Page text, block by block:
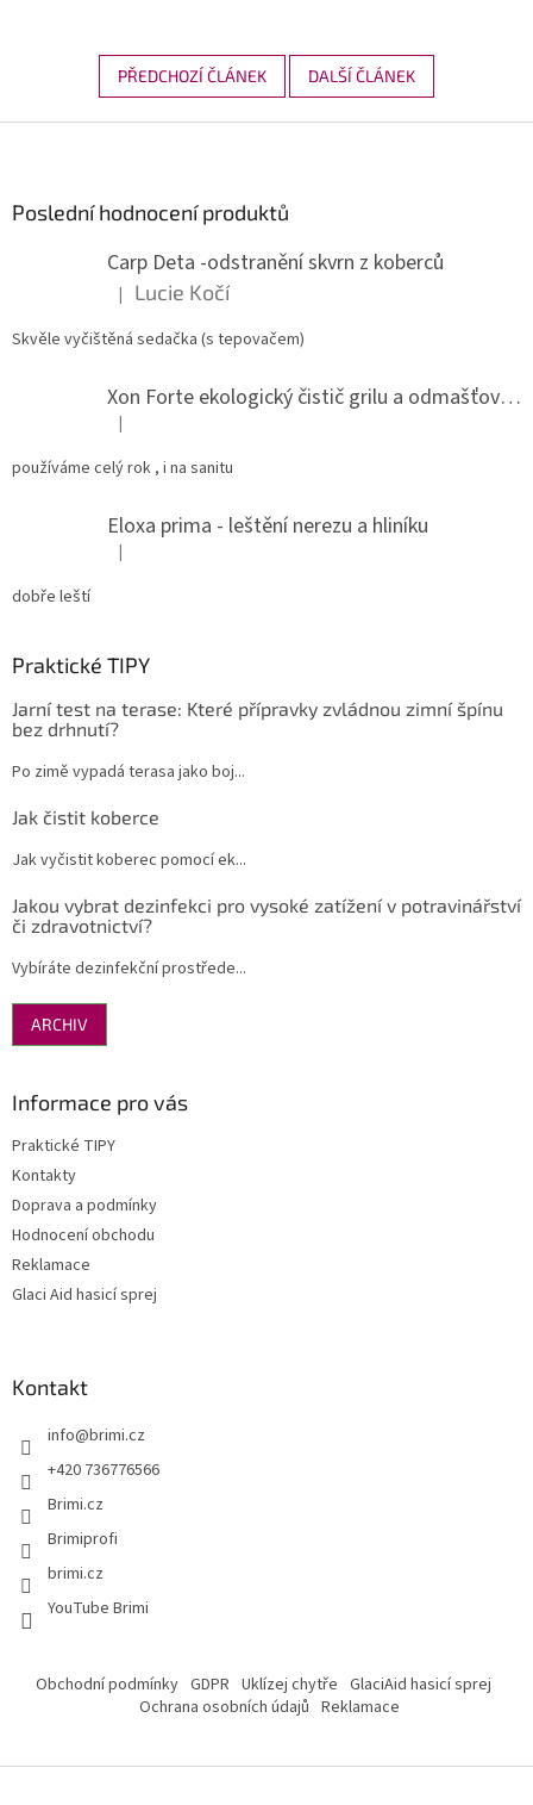
PŘEDCHOZÍ ČLÁNEK DALŠÍ ČLÁNEK
Poslední hodnocení produktů
Carp Deta -odstranění skvrn z koberců
Hodnocení produktu je 5 z 5 hvězdiček.
| Lucie Kočí
Skvěle vyčištěná sedačka (s tepovačem)
Xon Forte ekologický čistič grilu a odmašťovač do kuchyně
Hodnocení produktu je 5 z 5 hvězdiček.
|
používáme celý rok , i na sanitu
Eloxa prima - leštění nerezu a hliníku
Hodnocení produktu je 5 z 5 hvězdiček.
|
dobře leští
Praktické TIPY
Jarní test na terase: Které přípravky zvládnou zimní špínu
bez drhnutí?
Po zimě vypadá terasa jako boj...
Jak čistit koberce
Jak vyčistit koberec pomocí ek...
Jakou vybrat dezinfekci pro vysoké zatížení v potravinářství
či zdravotnictví?
Vybíráte dezinfekční prostřede...
ARCHIV
Informace pro vás
Praktické TIPY
Kontakty
Doprava a podmínky
Hodnocení obchodu
Reklamace
Glaci Aid hasicí sprej
Kontakt
info@brimi.cz
+420 736776566
Brimi.cz
Brimiprofi
brimi.cz
YouTube Brimi
Obchodní podmínky GDPR Uklízej chytře GlaciAid hasicí sprej
Ochrana osobních údajů Reklamace